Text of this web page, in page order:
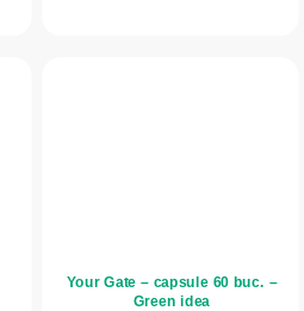
Your Gate – capsule 60 buc. –
Green idea